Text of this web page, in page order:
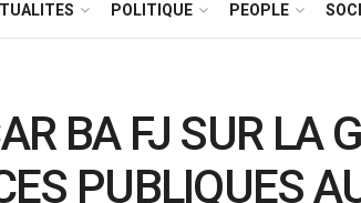
POLITIQUE PEOPLE
BA FJ SUR LA
PUBLIQUES